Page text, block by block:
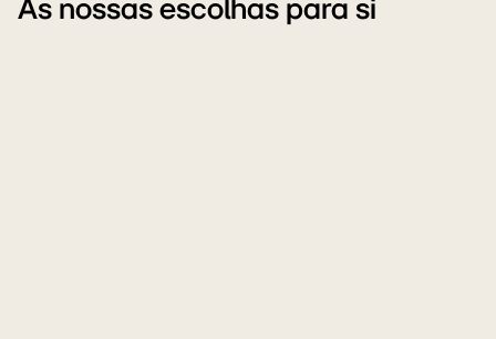
As nossas escolhas para si